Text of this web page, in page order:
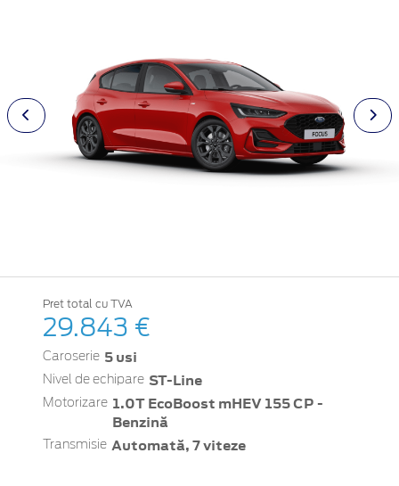
Pret total cu TVA
29.843 €
Caroserie 5 usi
Nivel de echipare ST-Line
Motorizare 1.0T EcoBoost mHEV 155 CP -
Benzină
Transmisie Automată, 7 viteze